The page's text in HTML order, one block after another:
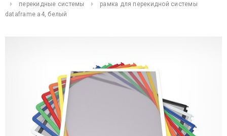
перекидные системы
рамка для перекидной системы
dataframe a4, белый